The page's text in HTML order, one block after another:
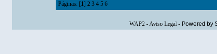
Páginas: [1] 2 3 4 5 6
WAP2-Aviso Legal- Powered by